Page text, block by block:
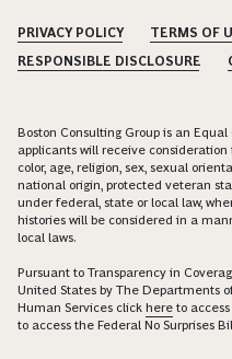
PRIVACY POLICY TERMS OF
RESPONSIBLE DISCLOSURE
Boston Consulting Group is an
applicants will receive
color, age, religion, sex, sexual
national origin, protected veteran
under federal, state or local law,
histories will be considered in a
local laws.
Pursuant to Transparency in
United States by The Departments
Human Services click here to
to access the Federal No Surprises